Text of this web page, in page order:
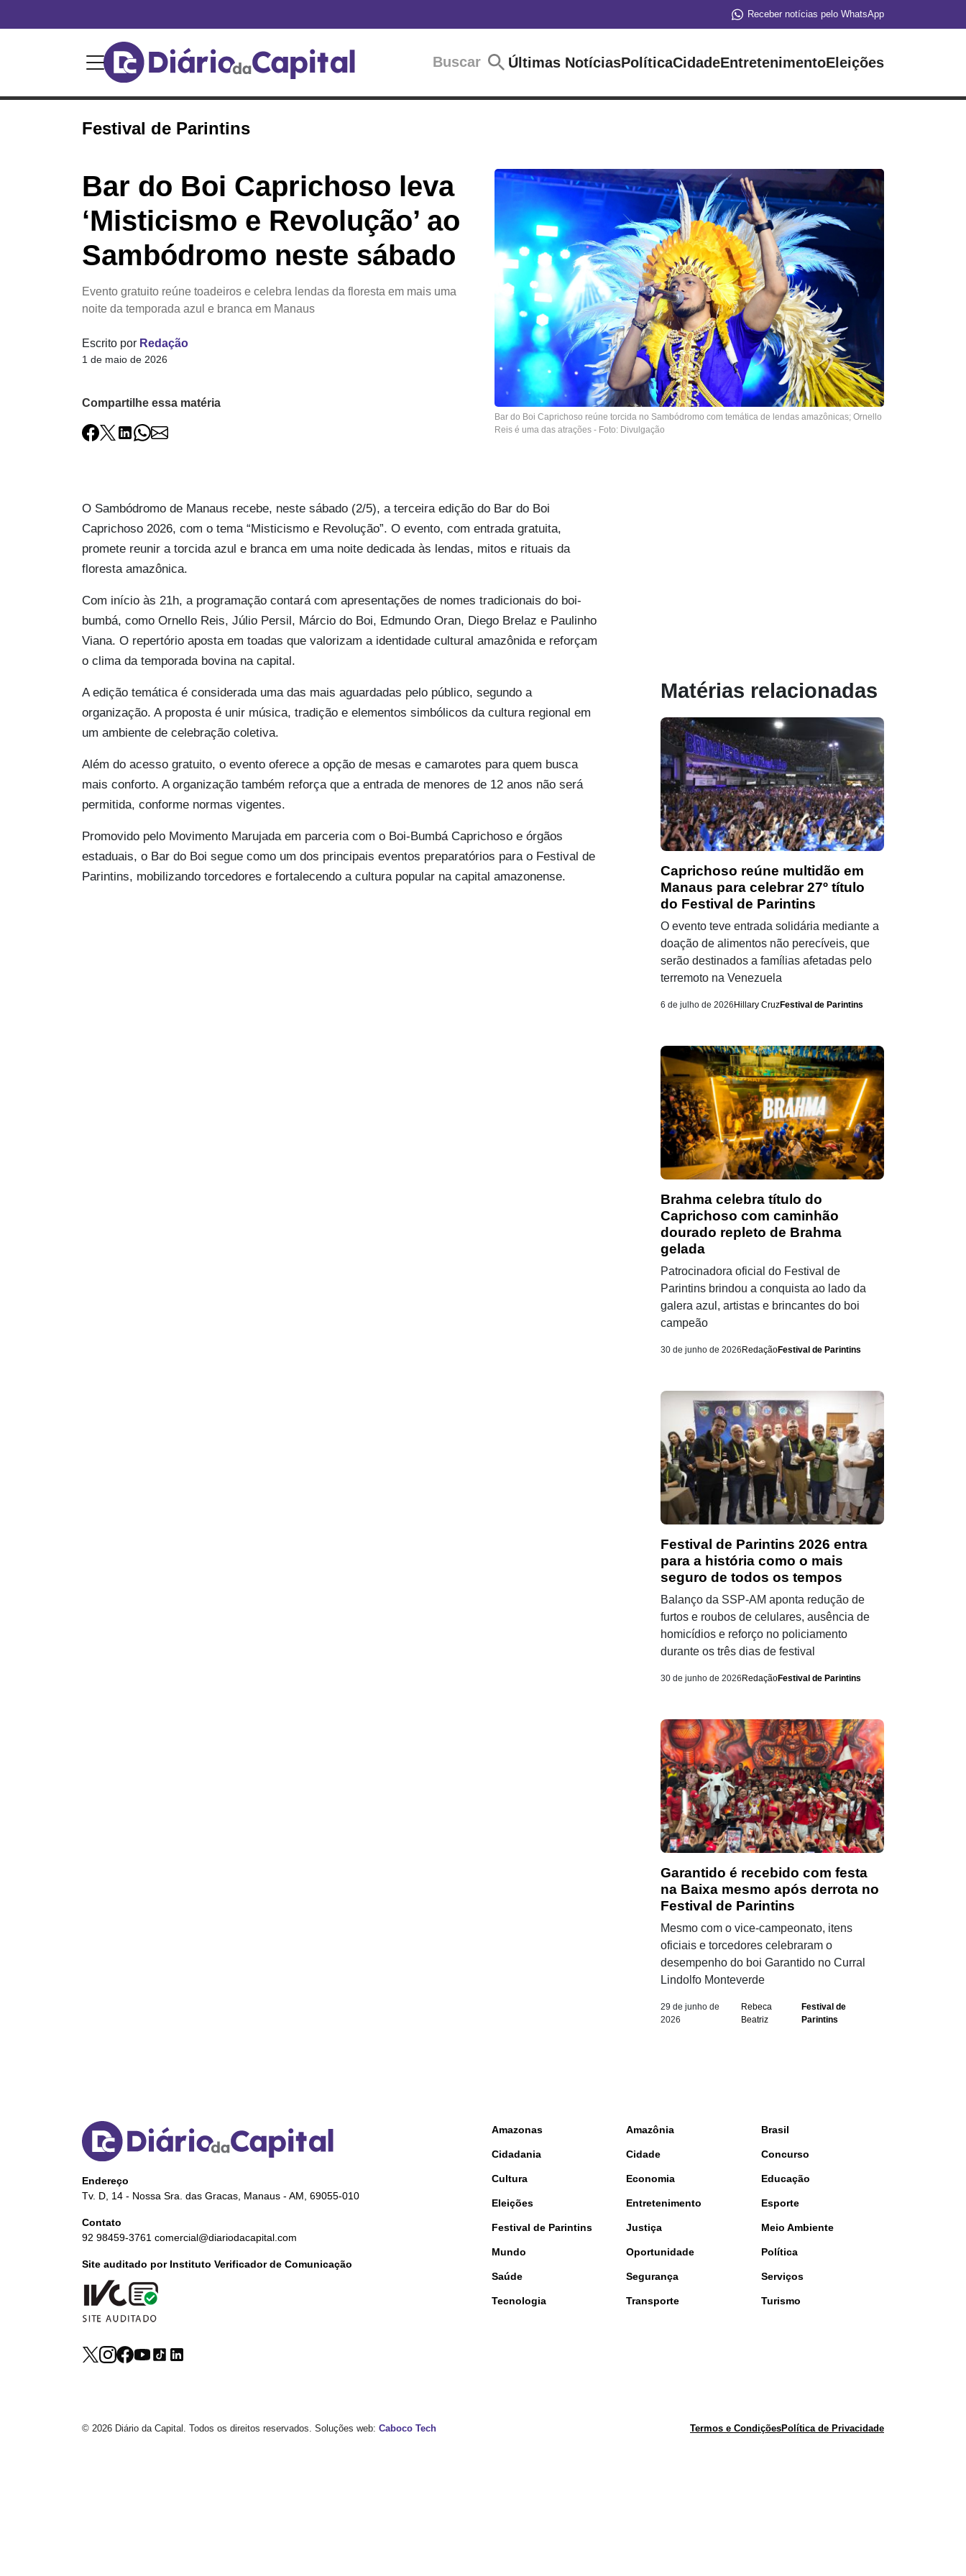
Receber notícias pelo WhatsApp
Buscar Últimas NotíciasPolíticaCidadeEntretenimentoEleições
Festival de Parintins
Bar do Boi Caprichoso leva
‘Misticismo e Revolução’ ao
Sambódromo neste sábado
Evento gratuito reúne toadeiros e celebra lendas da floresta em mais uma
noite da temporada azul e branca em Manaus
Escrito por Redação
1 de maio de 2026
Compartilhe essa matéria
Bar do Boi Caprichoso reúne torcida no Sambódromo com temática de lendas amazônicas; Ornello
Reis é uma das atrações - Foto: Divulgação
O Sambódromo de Manaus recebe, neste sábado (2/5), a terceira edição do Bar do Boi
Caprichoso 2026, com o tema “Misticismo e Revolução”. O evento, com entrada gratuita,
promete reunir a torcida azul e branca em uma noite dedicada às lendas, mitos e rituais da
floresta amazônica.
Com início às 21h, a programação contará com apresentações de nomes tradicionais do boi-
bumbá, como Ornello Reis, Júlio Persil, Márcio do Boi, Edmundo Oran, Diego Brelaz e Paulinho
Viana. O repertório aposta em toadas que valorizam a identidade cultural amazônida e reforçam
o clima da temporada bovina na capital.
A edição temática é considerada uma das mais aguardadas pelo público, segundo a
organização. A proposta é unir música, tradição e elementos simbólicos da cultura regional em
um ambiente de celebração coletiva.
Além do acesso gratuito, o evento oferece a opção de mesas e camarotes para quem busca
mais conforto. A organização também reforça que a entrada de menores de 12 anos não será
permitida, conforme normas vigentes.
Promovido pelo Movimento Marujada em parceria com o Boi-Bumbá Caprichoso e órgãos
estaduais, o Bar do Boi segue como um dos principais eventos preparatórios para o Festival de
Parintins, mobilizando torcedores e fortalecendo a cultura popular na capital amazonense.
Matérias relacionadas
Caprichoso reúne multidão em
Manaus para celebrar 27º título
do Festival de Parintins
O evento teve entrada solidária mediante a
doação de alimentos não perecíveis, que
serão destinados a famílias afetadas pelo
terremoto na Venezuela
6 de julho de 2026 Hillary CruzFestival de Parintins
Brahma celebra título do
Caprichoso com caminhão
dourado repleto de Brahma
gelada
Patrocinadora oficial do Festival de
Parintins brindou a conquista ao lado da
galera azul, artistas e brincantes do boi
campeão
30 de junho de 2026 RedaçãoFestival de Parintins
Festival de Parintins 2026 entra
para a história como o mais
seguro de todos os tempos
Balanço da SSP-AM aponta redução de
furtos e roubos de celulares, ausência de
homicídios e reforço no policiamento
durante os três dias de festival
30 de junho de 2026 RedaçãoFestival de Parintins
Garantido é recebido com festa
na Baixa mesmo após derrota no
Festival de Parintins
Mesmo com o vice-campeonato, itens
oficiais e torcedores celebraram o
desempenho do boi Garantido no Curral
Lindolfo Monteverde
29 de junho de
2026
Rebeca
Beatriz
Festival de
Parintins
Endereço
Tv. D, 14 - Nossa Sra. das Gracas, Manaus - AM, 69055-010
Contato
92 98459-3761 comercial@diariodacapital.com
Site auditado por Instituto Verificador de Comunicação
Amazonas Amazônia Brasil
Cidadania Cidade Concurso
Cultura Economia Educação
Eleições Entretenimento Esporte
Festival de Parintins Justiça Meio Ambiente
Mundo Oportunidade Política
Saúde Segurança Serviços
Tecnologia Transporte Turismo
© 2026 Diário da Capital. Todos os direitos reservados. Soluções web: Caboco Tech Termos e CondiçõesPolítica de Privacidade